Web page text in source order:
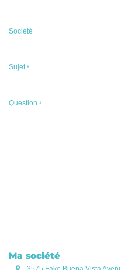
Société
Sujet *
Question *
Ma société